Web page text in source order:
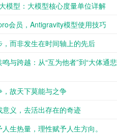
模型：大模型核心度量单位详解
会员，Antigravity模型使用技巧
，而非发生在时间轴上的先后
与跨越：从“互为他者”到“大体通
，故天下莫能与之争
意义，去活出存在的奇迹
人生热量，理性赋予人生方向。